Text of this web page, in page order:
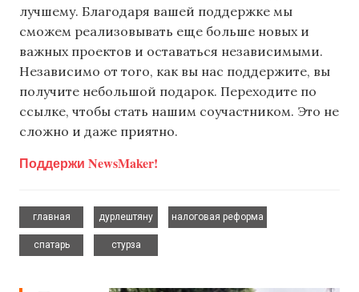
лучшему. Благодаря вашей поддержке мы
сможем реализовывать еще больше новых и
важных проектов и оставаться независимыми.
Независимо от того, как вы нас поддержите, вы
получите небольшой подарок. Переходите по
ссылке, чтобы стать нашим соучастником. Это не
сложно и даже приятно.
Поддержи NewsMaker!
главная
дурлештяну
налоговая реформа
спатарь
стурза